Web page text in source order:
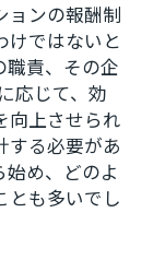
ョンの報酬制
けではないと
職責、その企
応じて、効
向上させられ
する必要があ
め、どのよ
とも多いでし